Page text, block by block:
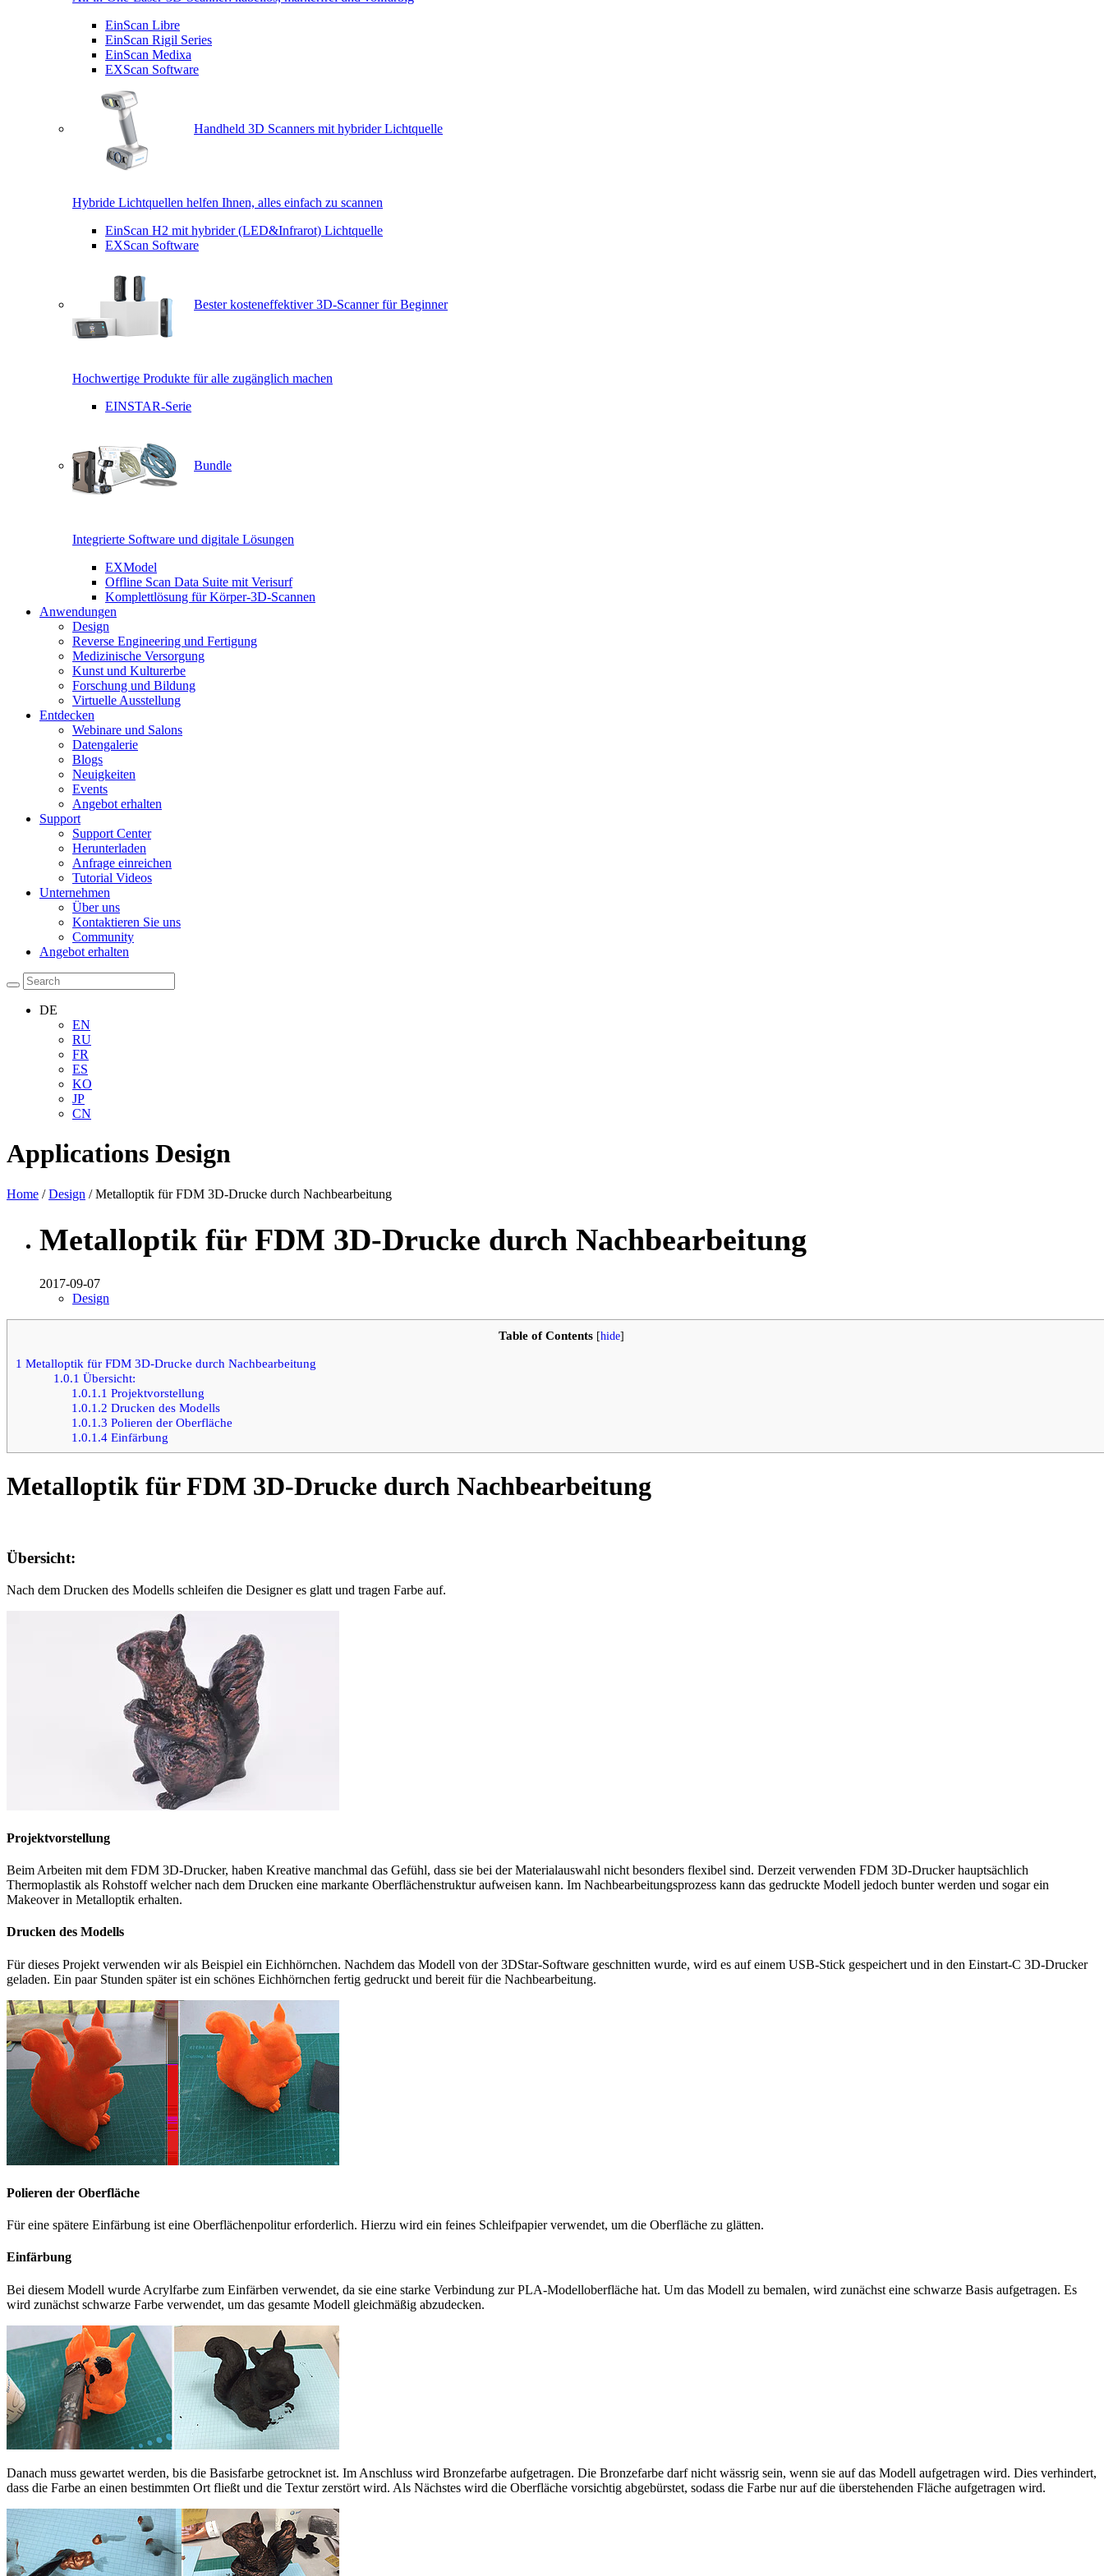
EinScan Libre
EinScan Rigil Series
EinScan Medixa
EXScan Software
Handheld 3D Scanners mit hybrider Lichtquelle
Hybride Lichtquellen helfen Ihnen, alles einfach zu scannen
EinScan H2 mit hybrider (LED&Infrarot) Lichtquelle
EXScan Software
Bester kosteneffektiver 3D-Scanner für Beginner
Hochwertige Produkte für alle zugänglich machen
EINSTAR-Serie
Bundle
Integrierte Software und digitale Lösungen
EXModel
Offline Scan Data Suite mit Verisurf
Komplettlösung für Körper-3D-Scannen
Anwendungen
Design
Reverse Engineering und Fertigung
Medizinische Versorgung
Kunst und Kulturerbe
Forschung und Bildung
Virtuelle Ausstellung
Entdecken
Webinare und Salons
Datengalerie
Blogs
Neuigkeiten
Events
Angebot erhalten
Support
Support Center
Herunterladen
Anfrage einreichen
Tutorial Videos
Unternehmen
Über uns
Kontaktieren Sie uns
Community
Angebot erhalten
DE
EN
RU
FR
ES
KO
JP
CN
Applications Design
Home /Design / Metalloptik für FDM 3D-Drucke durch Nachbearbeitung
Metalloptik für FDM 3D-Drucke durch Nachbearbeitung
2017-09-07
Design
Table of Contents [hide]
1 Metalloptik für FDM 3D-Drucke durch Nachbearbeitung
1.0.1 Übersicht:
1.0.1.1 Projektvorstellung
1.0.1.2 Drucken des Modells
1.0.1.3 Polieren der Oberfläche
1.0.1.4 Einfärbung
Metalloptik für FDM 3D-Drucke durch Nachbearbeitung
Übersicht:
Nach dem Drucken des Modells schleifen die Designer es glatt und tragen Farbe auf.
Projektvorstellung
Beim Arbeiten mit dem FDM 3D-Drucker, haben Kreative manchmal das Gefühl, dass sie bei der Materialauswahl nicht besonders flexibel sind. Derzeit verwenden FDM 3D-Drucker hauptsächlich
Thermoplastik als Rohstoff welcher nach dem Drucken eine markante Oberflächenstruktur aufweisen kann. Im Nachbearbeitungsprozess kann das gedruckte Modell jedoch bunter werden und sogar ein
Makeover in Metalloptik erhalten.
Drucken des Modells
Für dieses Projekt verwenden wir als Beispiel ein Eichhörnchen. Nachdem das Modell von der 3DStar-Software geschnitten wurde, wird es auf einem USB-Stick gespeichert und in den Einstart-C 3D-Drucker
geladen. Ein paar Stunden später ist ein schönes Eichhörnchen fertig gedruckt und bereit für die Nachbearbeitung.
Polieren der Oberfläche
Für eine spätere Einfärbung ist eine Oberflächenpolitur erforderlich. Hierzu wird ein feines Schleifpapier verwendet, um die Oberfläche zu glätten.
Einfärbung
Bei diesem Modell wurde Acrylfarbe zum Einfärben verwendet, da sie eine starke Verbindung zur PLA-Modelloberfläche hat. Um das Modell zu bemalen, wird zunächst eine schwarze Basis aufgetragen. Es
wird zunächst schwarze Farbe verwendet, um das gesamte Modell gleichmäßig abzudecken.
Danach muss gewartet werden, bis die Basisfarbe getrocknet ist. Im Anschluss wird Bronzefarbe aufgetragen. Die Bronzefarbe darf nicht wässrig sein, wenn sie auf das Modell aufgetragen wird. Dies verhindert,
dass die Farbe an einen bestimmten Ort fließt und die Textur zerstört wird. Als Nächstes wird die Oberfläche vorsichtig abgebürstet, sodass die Farbe nur auf die überstehenden Fläche aufgetragen wird.